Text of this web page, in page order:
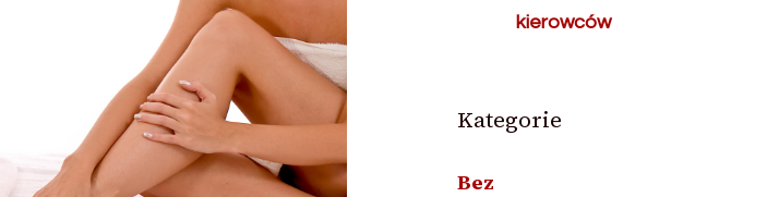
kierowców
Kategorie
Bez